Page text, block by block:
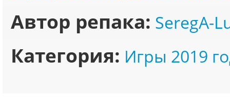
Автор репака: SeregA-
Категория: Игры 2019